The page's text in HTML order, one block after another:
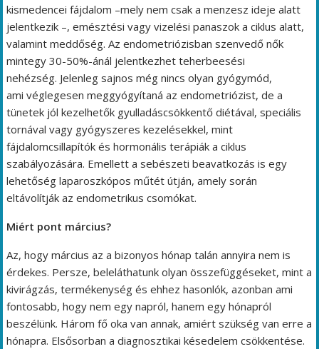
kismedencei fájdalom –mely nem csak a menzesz ideje alatt
jelentkezik –, emésztési vagy vizelési panaszok a ciklus alatt,
valamint meddőség. Az endometriózisban szenvedő nők
mintegy 30-50%-ánál jelentkezhet teherbeesési
nehézség. Jelenleg sajnos még nincs olyan gyógymód,
ami véglegesen meggyógyítaná az endometriózist, de a
tünetek jól kezelhetők gyulladáscsökkentő diétával, speciális
tornával vagy gyógyszeres kezelésekkel, mint
fájdalomcsillapítók és hormonális terápiák a ciklus
szabályozására. Emellett a sebészeti beavatkozás is egy
lehetőség laparoszkópos műtét útján, amely során
eltávolítják az endometrikus csomókat.
Miért pont március?
Az, hogy március az a bizonyos hónap talán annyira nem is
érdekes. Persze, beleláthatunk olyan összefüggéseket, mint a
kivirágzás, termékenység és ehhez hasonlók, azonban ami
fontosabb, hogy nem egy napról, hanem egy hónapról
beszélünk. Három fő oka van annak, amiért szükség van erre a
hónapra. Elsősorban a diagnosztikai késedelem csökkentése.